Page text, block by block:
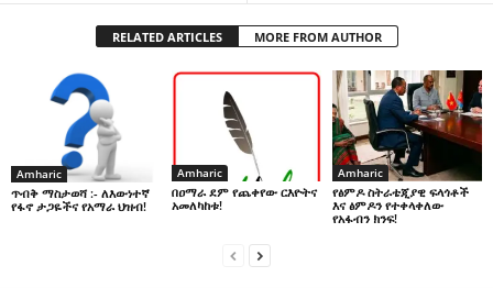
RELATED ARTICLES MORE FROM AUTHOR
Amharic
ጥብቅ ማስታወሻ :- ለእውነተኛ
የፋኖ ታጋዬችና የአማራ ህዝብ!
Amharic
በዐማራ ደም የጨቀየው ርእዮትና
አመለካከቱ!
Amharic
የፅምዶ ስትራቴጂያዊ ፍላጎቶች
እና ፅምዶን የተቀላቀለው
የአፋብን ክንፍ!